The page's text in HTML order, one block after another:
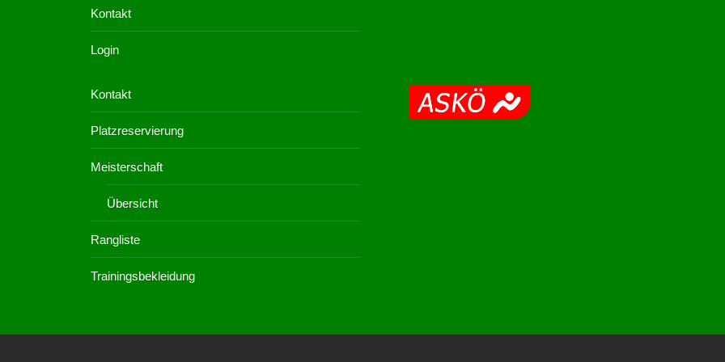
Kontakt
Login
Kontakt
Platzreservierung
Meisterschaft
Übersicht
Rangliste
Trainingsbekleidung